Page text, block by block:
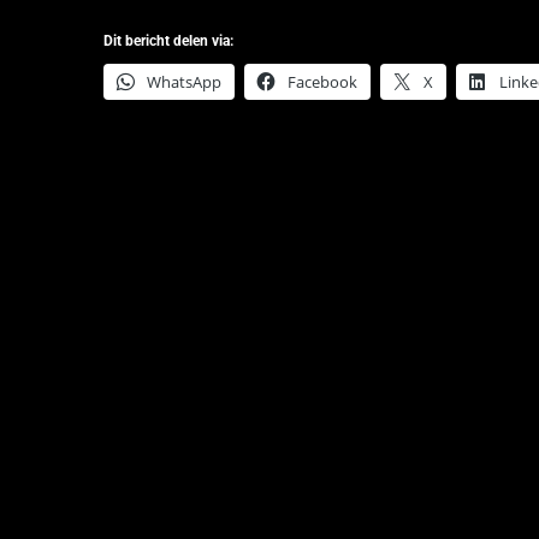
Dit bericht delen via:
WhatsApp Facebook X